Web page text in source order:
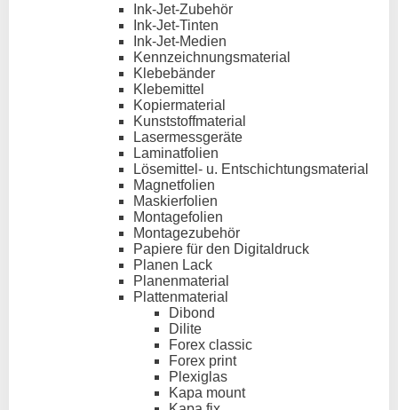
Ink-Jet-Zubehör
Ink-Jet-Tinten
Ink-Jet-Medien
Kennzeichnungsmaterial
Klebebänder
Klebemittel
Kopiermaterial
Kunststoffmaterial
Lasermessgeräte
Laminatfolien
Lösemittel- u. Entschichtungsmaterial
Magnetfolien
Maskierfolien
Montagefolien
Montagezubehör
Papiere für den Digitaldruck
Planen Lack
Planenmaterial
Plattenmaterial
Dibond
Dilite
Forex classic
Forex print
Plexiglas
Kapa mount